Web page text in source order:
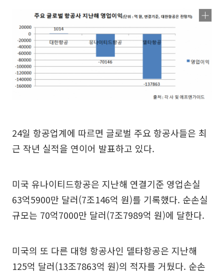
24일 항공업계에 따르면 글로벌 주요 항공사들은 최
근 작년 실적을 연이어 발표하고 있다.
미국 유나이티드항공은 지난해 연결기준 영업손실
63억5900만 달러(7조146억 원)를 기록했다. 순손실
규모는 70억7000만 달러(7조7989억 원)에 달한다.
미국의 또 다른 대형 항공사인 델타항공은 지난해
125억 달러(13조7863억 원)의 적자를 거뒀다. 순손